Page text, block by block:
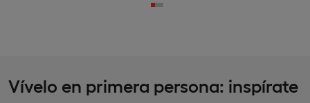
Vívelo en primera persona: inspírate